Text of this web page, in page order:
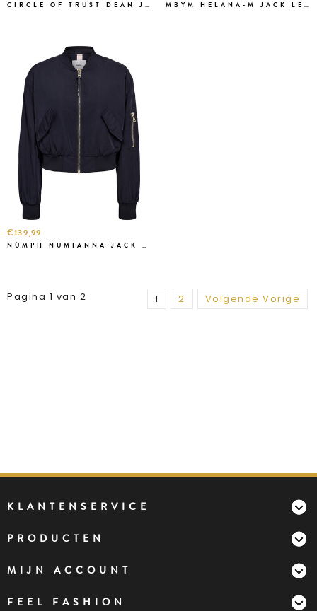
CIRCLE OF TRUST DEAN JACKET BAR. RED MBYM HELANA-M JACK LEO JAVA
€139,99
NÜMPH NUMIANNA JACK SALUTE
Pagina 1 van 2 1 2 Volgende Vorige
KLANTENSERVICE
PRODUCTEN
MIJN ACCOUNT
FEEL FASHION